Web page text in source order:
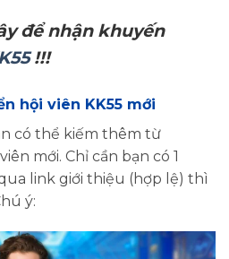
để nhận khuyến
!!!
hội viên KK55 mới
có thể kiếm thêm từ
mới. Chỉ cần bạn có 1
link giới thiệu (hợp lệ) thì
ý: